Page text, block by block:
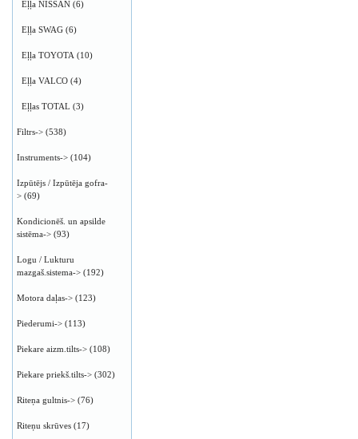
Eļļa NISSAN (6)
Eļļa SWAG (6)
Eļļa TOYOTA (10)
Eļļa VALCO (4)
Eļļas TOTAL (3)
Filtrs-> (538)
Instruments-> (104)
Izpūtējs / Izpūtēja gofra-
> (69)
Kondicionēš. un apsilde
sistēma-> (93)
Logu / Lukturu
mazgaš.sistema-> (192)
Motora daļas-> (123)
Piederumi-> (113)
Piekare aizm.tilts-> (108)
Piekare priekš.tilts-> (302)
Riteņa gultnis-> (76)
Riteņu skrūves (17)